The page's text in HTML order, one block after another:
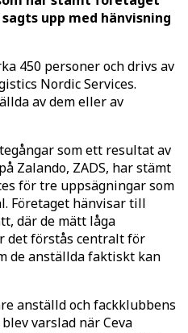
upp med hänvisning
450 personer och drivs av
Nordic Services.
av dem eller av
som ett resultat av
Zalando, ZADS, har stämt
för tre uppsägningar som
Företaget hänvisar till
där de mätt låga
det förstås centralt för
de anställda faktiskt kan
anställd och fackklubbens
varslad när Ceva